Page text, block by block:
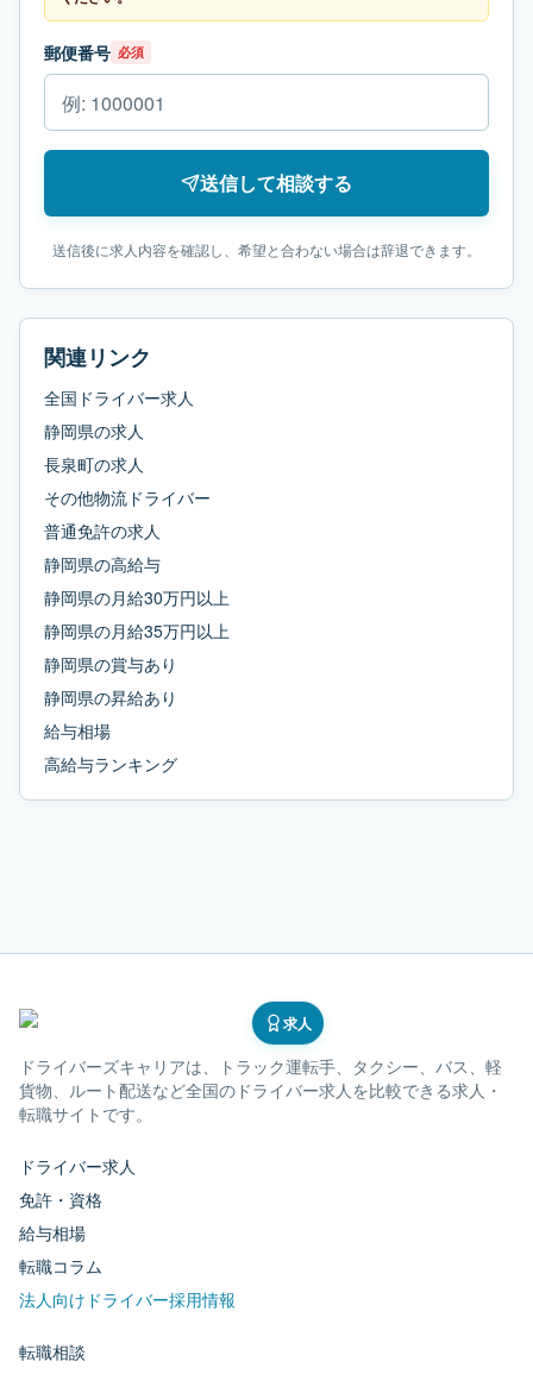
郵便番号 必須
送信して相談する
送信後に求人内容を確認し、希望と合わない場合は辞退できます。
関連リンク
全国ドライバー求人
静岡県の求人
長泉町の求人
その他物流ドライバー
普通免許の求人
静岡県の高給与
静岡県の月給30万円以上
静岡県の月給35万円以上
静岡県の賞与あり
静岡県の昇給あり
給与相場
高給与ランキング
求人
ドライバーズキャリアは、トラック運転手、タクシー、バス、軽
貨物、ルート配送など全国のドライバー求人を比較できる求人・
転職サイトです。
ドライバー求人
免許・資格
給与相場
転職コラム
法人向けドライバー採用情報
転職相談